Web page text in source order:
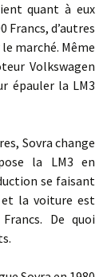
quant à eux
Francs, d’autres
marché. Même
Volkswagen
épauler la LM3
Sovra change
la LM3 en
se faisant
la voiture est
De quoi